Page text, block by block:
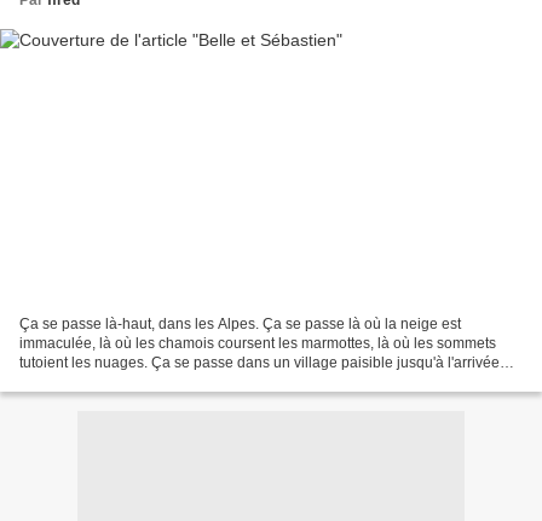
Ça se passe là-haut, dans les Alpes. Ça se passe là où la neige est
immaculée, là où les chamois coursent les marmottes, là où les sommets
tutoient les nuages. Ça se passe dans un village paisible jusqu'à l'arrivée